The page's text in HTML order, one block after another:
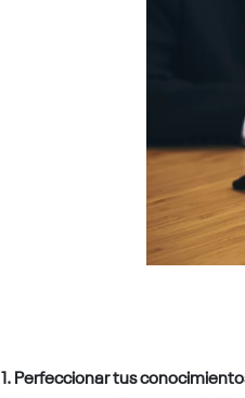
1. Perfeccionar tus